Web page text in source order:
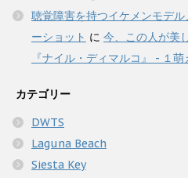
聴覚障害を持つイケメンモデ
ーショット に 今、この人が美
『ナイル・ディマルコ』 - １萌
カテゴリー
DWTS
Laguna Beach
Siesta Key